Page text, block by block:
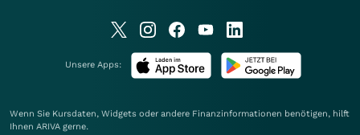
Unsere Apps:
Wenn Sie Kursdaten, Widgets oder andere Finanzinformationen benötigen, hilft
Ihnen ARIVA gerne.